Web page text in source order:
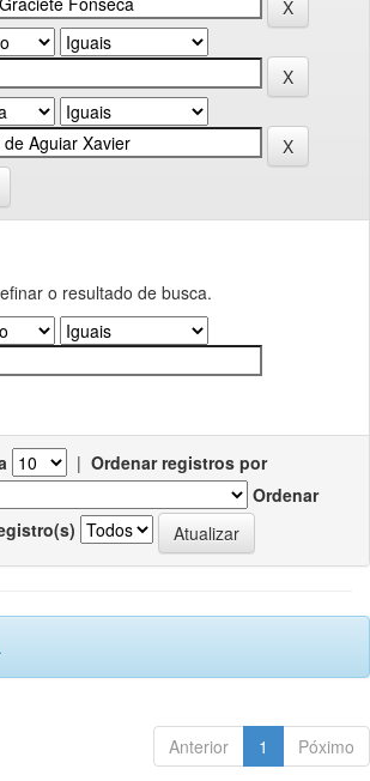
o resultado de busca.
| Ordenar registros por
Ordenar
Anterior 1 Póximo